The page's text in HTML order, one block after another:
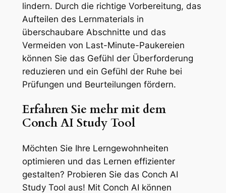
lindern. Durch die richtige Vorbereitung, das
Aufteilen des Lernmaterials in
überschaubare Abschnitte und das
Vermeiden von Last-Minute-Paukereien
können Sie das Gefühl der Überforderung
reduzieren und ein Gefühl der Ruhe bei
Prüfungen und Beurteilungen fördern.
Erfahren Sie mehr mit dem
Conch AI Study Tool
Möchten Sie Ihre Lerngewohnheiten
optimieren und das Lernen effizienter
gestalten? Probieren Sie das Conch AI
Study Tool aus! Mit Conch AI können